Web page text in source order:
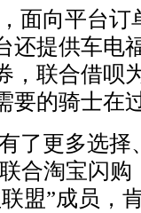
面向平台订
还提供车电
，联合借呗
要的骑士在
了更多选择
合淘宝闪
盟”成员，